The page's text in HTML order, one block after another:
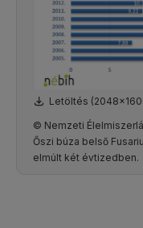
Letöltés
© Nemzeti
Őszi búza belső
elmúlt két évtizedben.